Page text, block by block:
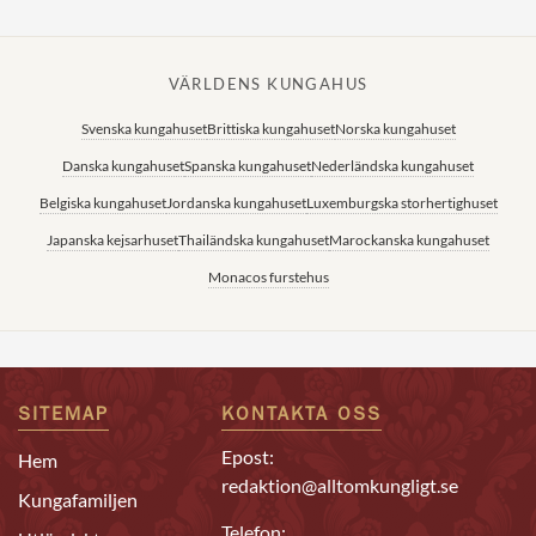
VÄRLDENS KUNGAHUS
Svenska kungahusetBrittiska kungahusetNorska kungahuset
Danska kungahusetSpanska kungahusetNederländska kungahuset
Belgiska kungahusetJordanska kungahusetLuxemburgska storhertighuset
Japanska kejsarhusetThailändska kungahusetMarockanska kungahuset
Monacos furstehus
SITEMAP
Hem
Kungafamiljen
KONTAKTA OSS
Epost:
redaktion@alltomkungligt.se